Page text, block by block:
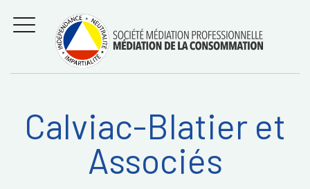
Régler les litiges
entre
consommateurs et
professionnels avec
la médiation de la
consommation
MENU
Recherche
Calviac-Blatier et
Associés